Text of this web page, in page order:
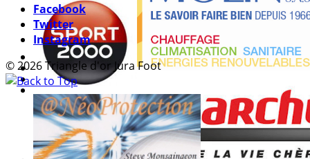
Facebook
Twitter
Instagram
© 2026 Triangle d'or Jura Foot